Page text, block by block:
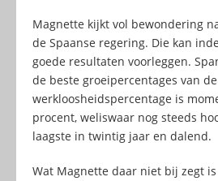
Magnette kijkt vol bewondering
de Spaanse regering. Die kan
goede resultaten voorleggen.
de beste groeipercentages van de
werkloosheidspercentage is
procent, weliswaar nog steeds
laagste in twintig jaar en dalend.
Wat Magnette daar niet bij zegt